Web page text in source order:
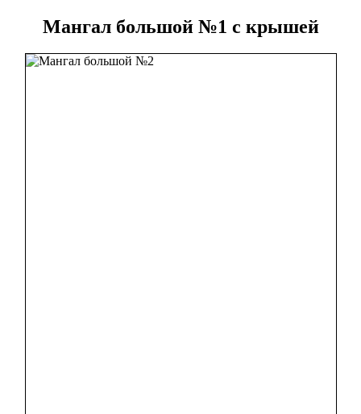
Мангал большой №1 с крышей